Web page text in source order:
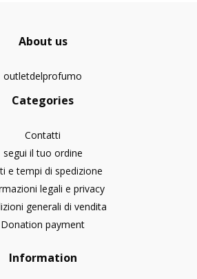
About us
outletdelprofumo
Categories
Contatti
segui il tuo ordine
e tempi di spedizione
legali e privacy
generali di vendita
Donation payment
Information